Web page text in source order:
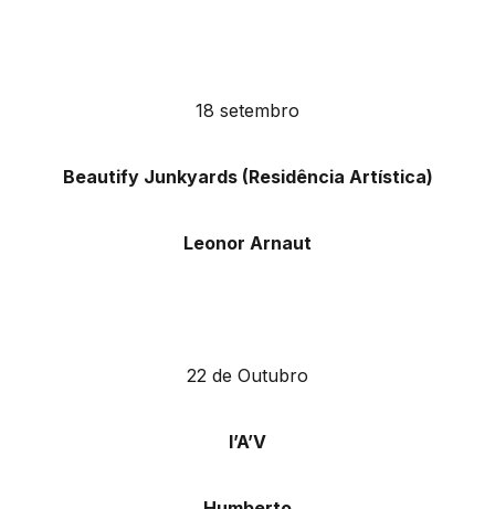
18 setembro
Beautify Junkyards (Residência Artística)
Leonor Arnaut
22 de Outubro
I’A’V